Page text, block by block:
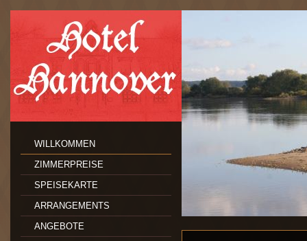
WILLKOMMEN
ZIMMERPREISE
SPEISEKARTE
ARRANGEMENTS
ANGEBOTE